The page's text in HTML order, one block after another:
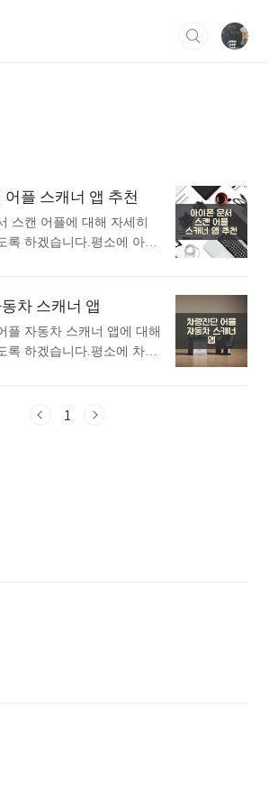
플 스캐너 앱 추천
스캔 어플에 대해 자세히
록 하겠습니다.평소에 아이
상단에 뜨는 어플입니다.
이폰 스캔어플 앱 1) 아이
아래는 아이폰 스캔어플
는 강력한 도구입니다. 이
하면 자동으로 테두리를..<
차 스캐너 앱
플 자동차 스캐너 앱에 대해
록 하겠습니다.평소에 차량
어플로 검색했을때 가장 많
이 어플은 구글플레이스토
색했을때 1번째로 나오는
1